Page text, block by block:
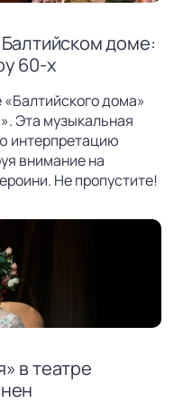
доме:
60-х
дома»
Эта музыкальная
интерпретацию
внимание на
Не пропустите!
в театре